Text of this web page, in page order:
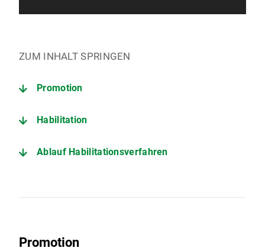
ZUM INHALT SPRINGEN
Promotion
Habilitation
Ablauf Habilitationsverfahren
Promotion